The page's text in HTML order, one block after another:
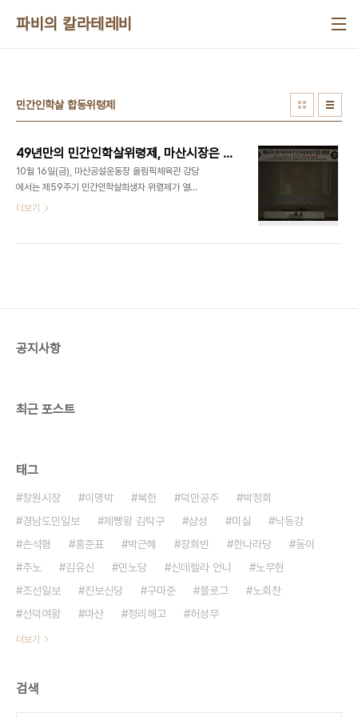
파비의 칼라테레비
민간인학살 합동위령제
49년만의 민간인학살위령제, 마산시장은 왜 안 오나
10월 16일(금), 마산공설운동장 올림픽체육관 강당
에서는 제59주기 민간인학살희생자 위령제가 열렸
습니다. 저는 이 위령제가 한국전쟁 이후 최초로 열린
이들은 왜 죄 없는 민간인들을 아무런 재판절차도 없
더보기
공지사항
최근 포스트
태그
창원시장 이명박 북한 덕만공주
박정희
경남도민일보
제빵왕 김탁구 삼성 미실
낙동강
손석형
홍준표 박근혜 장희빈 한나라당
동이
추노
김유신 민노당 신데렐라 언니
노무현
조선일보
진보신당 구마준 블로그
노회찬
선덕여왕
마산 정리해고 허성무
더보기
검색